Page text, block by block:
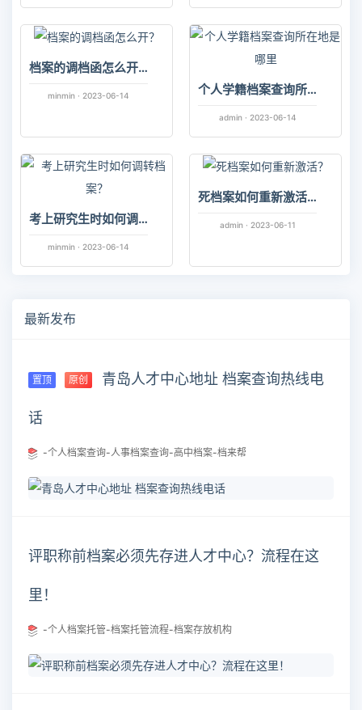
档案的调档函怎么开？
minmin · 2023-06-14 个人学籍档案查询所在地是哪里
admin · 2023-06-14
考上研究生时如何调转档案？
minmin · 2023-06-14
死档案如何重新激活？
admin · 2023-06-11
最新发布
置顶 原创 青岛人才中心地址 档案查询热线电
话
-个人档案查询-人事档案查询-高中档案-档来帮
评职称前档案必须先存进人才中心？流程在这
里！
-个人档案托管-档案托管流程-档案存放机构